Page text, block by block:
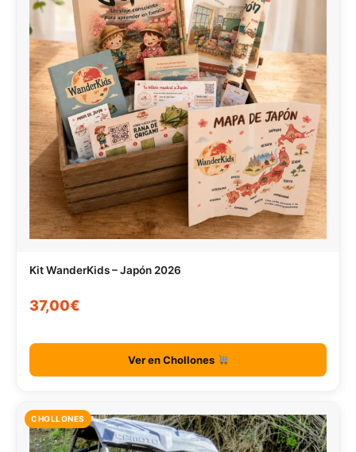
Kit WanderKids – Japón 2026
37,00€
Ver en Chollones
CHOLLONES